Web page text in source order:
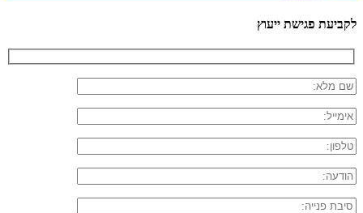
לקביעת פגישת ייעוץ